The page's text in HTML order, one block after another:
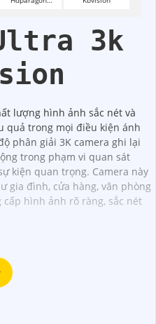
3k
lượng hình ảnh sắc nét và
quả trong mọi điều kiện ánh
phân giải 3K camera ghi lại
trong phạm vi quan sát
kiện quan trọng. Camera này
gia đình, cửa hàng, văn phòng
cấp hình ảnh rõ ràng, sắc nét
chọn mua camera ghi âm